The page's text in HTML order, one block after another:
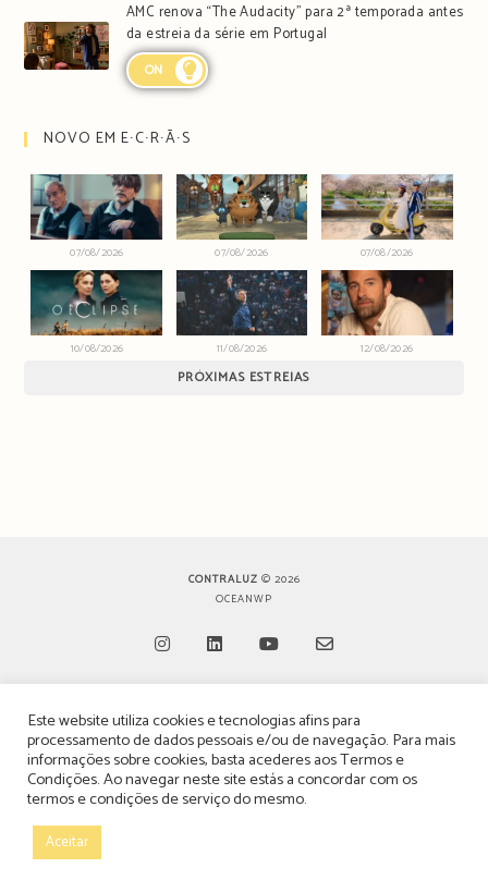
AMC renova “The Audacity” para 2ª temporada antes
da estreia da série em Portugal
ON
NOVO EM E∙C∙R∙Ã∙S
07/08/2026 07/08/2026 07/08/2026
10/08/2026 11/08/2026 12/08/2026
PRÓXIMAS ESTREIAS
CONTRALUZ © 2026
OCEANWP
in
a
new
in
a
new
tab
in
a
new
in
a
new
TERMOS, CONDIÇÕES & POLÍTICA DE PRIVACIDADE
ESTATUTO EDITORIAL
POLÍTICA DE PUBLICIDADE E ANÚNCIOS
Este website utiliza cookies e tecnologias afins para
processamento de dados pessoais e/ou de navegação. Para mais
informações sobre cookies, basta acederes aosTermos e
Condições. Ao navegar neste site estás a concordar com os
termos e condições de serviço do mesmo.
Aceitar